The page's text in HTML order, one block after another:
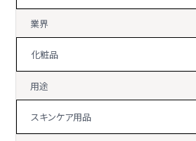
業界
化粧品
用途
スキンケア用品